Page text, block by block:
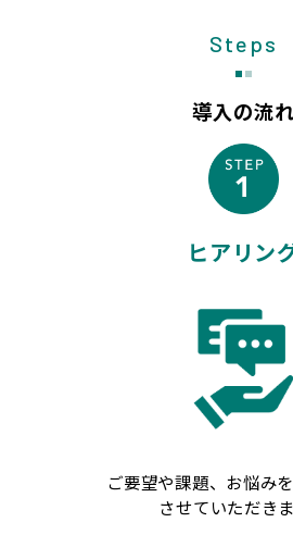
Steps
導入の流
ヒアリン
ご要望や課題、お悩み
させていただきま